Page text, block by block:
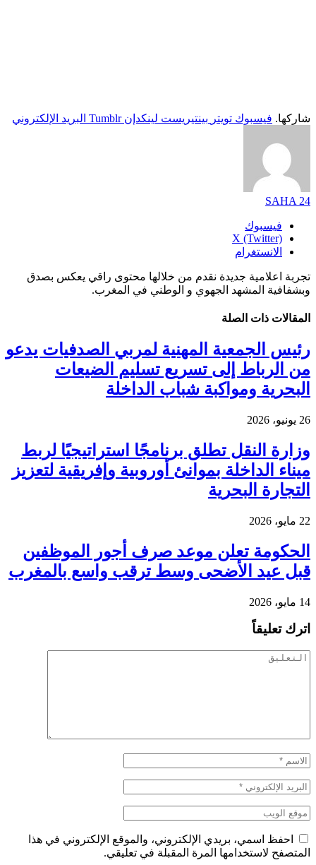
شاركها. فيسبوك تويتر بينتيريست لينكدإن Tumblr البريد الإلكتروني
SAHA 24
فيسبوك
X (Twitter)
الانستغرام
تجربة اعلامية جديدة نقدم من خلالها محتوى راقي يعكس بصدق
وبشفافية المشهد الجهوي و الوطني في المغرب.
المقالات ذات الصلة
رئيس الجمعية المهنية لمربي الصدفيات يدعو
من الرباط إلى تسريع تسليم الضيعات
البحرية ومواكبة شباب الداخلة
26 يونيو، 2026
وزارة النقل تطلق برنامجًا استراتيجيًا لربط
ميناء الداخلة بموانئ أوروبية وإفريقية لتعزيز
التجارة البحرية
22 مايو، 2026
الحكومة تعلن موعد صرف أجور الموظفين
قبل عيد الأضحى وسط ترقب واسع بالمغرب
14 مايو، 2026
اترك تعليقاً
احفظ اسمي، بريدي الإلكتروني، والموقع الإلكتروني في هذا
المتصفح لاستخدامها المرة المقبلة في تعليقي.